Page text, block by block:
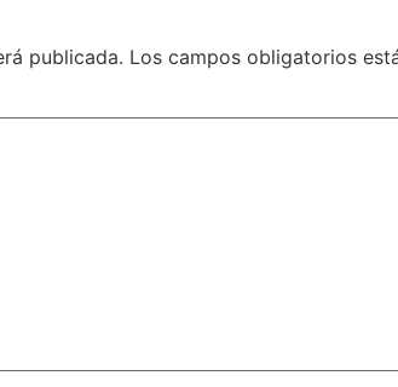
publicada. Los campos obligatorios